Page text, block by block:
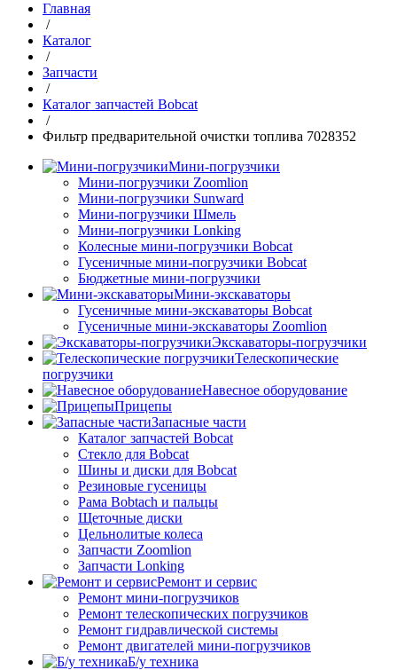
Главная
/
Каталог
/
Запчасти
/
Каталог запчастей Bobcat
/
Фильтр предварительной очистки топлива 7028352
Мини-погрузчики
Мини-погрузчики Zoomlion
Мини-погрузчики Sunward
Мини-погрузчики Шмель
Мини-погрузчики Lonking
Колесные мини-погрузчики Bobcat
Гусеничные мини-погрузчики Bobcat
Бюджетные мини-погрузчики
Мини-экскаваторы
Гусеничные мини-экскаваторы Bobcat
Гусеничные мини-экскаваторы Zoomlion
Экскаваторы-погрузчики
Телескопические
погрузчики
Навесное оборудование
Прицепы
Запасные части
Каталог запчастей Bobcat
Стекло для Bobcat
Шины и диски для Bobcat
Резиновые гусеницы
Рама Bobtach и пальцы
Щеточные диски
Цельнолитые колеса
Запчасти Zoomlion
Запчасти Lonking
Ремонт и сервис
Ремонт мини-погрузчиков
Ремонт телескопических погрузчиков
Ремонт гидравлической системы
Ремонт двигателей мини-погрузчиков
Б/у техника